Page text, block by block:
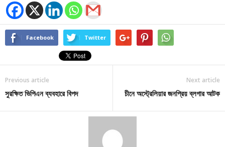
Facebook Twitter
Previous article
সুরক্ষিত ভিপিএন ব্যবহারে বিপদ
Next article
চীনে অস্ট্রেলিয়ার জনপ্রিয় ব্লগার আটক